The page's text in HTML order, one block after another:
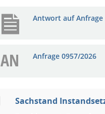
Antwort auf Anfrage
AN Anfrage 0957/2026
Sachstand